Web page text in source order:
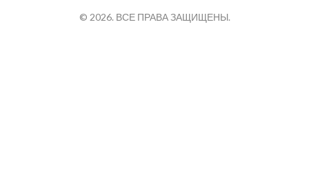
© 2026. ВСЕ ПРАВА ЗАЩИЩЕНЫ.